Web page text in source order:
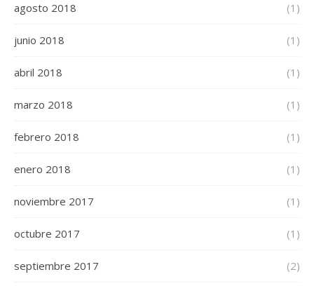
agosto 2018 (1)
junio 2018 (1)
abril 2018 (1)
marzo 2018 (1)
febrero 2018 (1)
enero 2018 (1)
noviembre 2017 (1)
octubre 2017 (1)
septiembre 2017 (2)